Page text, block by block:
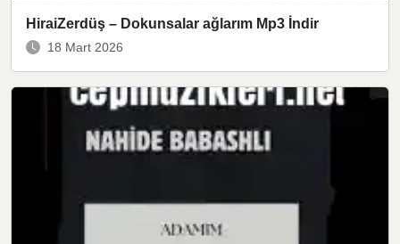
HiraiZerdüş – Dokunsalar ağlarım Mp3 İndir
18 Mart 2026